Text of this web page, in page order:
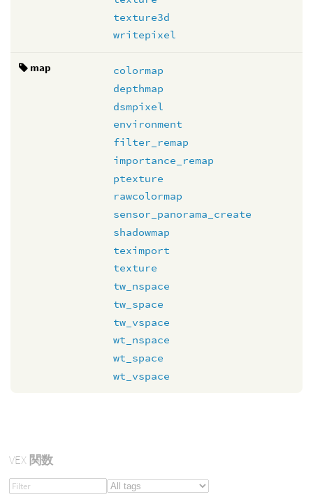
texture3d
writepixel
map
colormap
depthmap
dsmpixel
environment
filter_remap
importance_remap
ptexture
rawcolormap
sensor_panorama_create
shadowmap
teximport
texture
tw_nspace
tw_space
tw_vspace
wt_nspace
wt_space
wt_vspace
VEX関数